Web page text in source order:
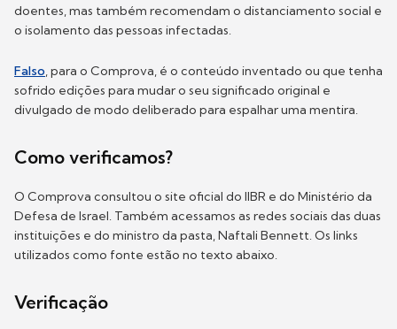
doentes, mas também recomendam o distanciamento social e
o isolamento das pessoas infectadas.
Falso, para o Comprova, é o conteúdo inventado ou que tenha
sofrido edições para mudar o seu significado original e
divulgado de modo deliberado para espalhar uma mentira.
Como verificamos?
O Comprova consultou o site oficial do IIBR e do Ministério da
Defesa de Israel. Também acessamos as redes sociais das duas
instituições e do ministro da pasta, Naftali Bennett. Os links
utilizados como fonte estão no texto abaixo.
Verificação